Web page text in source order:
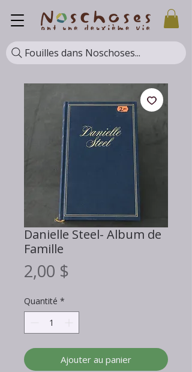
Fouilles dans Noschoses...
Danielle Steel- Album de
Famille
2,00 $
Quantité *
Ajouter au panier